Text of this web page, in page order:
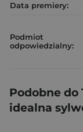
Data premiery:
Podmiot
odpowiedzialny:
Podobne do
idealna